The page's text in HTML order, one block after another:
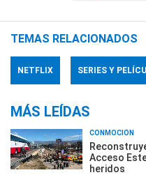
TEMAS RELACIONADOS
NETFLIX SERIES Y
MÁS LEÍDAS
CONMOCIÓN
Acceso
heridos